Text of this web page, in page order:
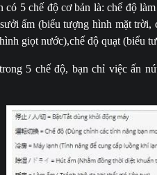
5 chế độ cơ bản là: chế độ
ấm (biểu tượng hình mặt
giọt nước),chế độ quạt (biểu
5 chế độ, bạn chỉ việc ấn